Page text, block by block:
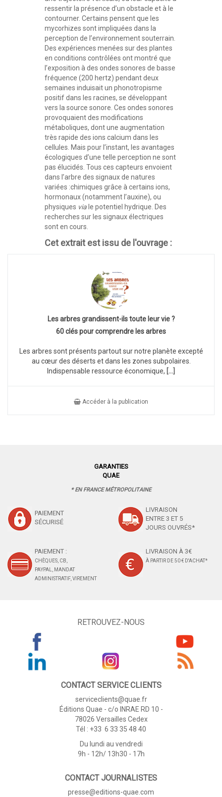
ressentir la présence d’un obstacle et à le
contourner. Certains pensent que les
mycorhizes sont impliquées dans la
perception de l’environnement souterrain.
Des expériences menées sur des plantes
en conditions contrôlées ont montré que
l’exposition à des ondes sonores de basse
fréquence (200 hertz) pendant deux
semaines induisait un phonotropisme
positif dans les racines, se développant
vers la source sonore. Ces ondes sonores
provoquaient des modifications
métaboliques, dont une augmentation
très rapide des ions calcium dans les
cellules. Mais pour l’instant, les avantages
écologiques d’une telle perception ne sont
pas élucidés. Tous ces capteurs envoient
dans l’arbre des signaux de natures
variées :chimiques grâce à certains ions,
hormonaux (notamment l’auxine), ou
physiques viale potentiel hydrique. Des
recherches sur les signaux électriques
sont en cours.
Cet extrait est issu de l'ouvrage :
Les arbres grandissent-ils toute leur vie ?
60 clés pour comprendre les arbres
Les arbres sont présents partout sur notre planète excepté
au cœur des déserts et dans les zones subpolaires.
Indispensable ressource économique, [...]
Accéder à la publication
GARANTIES
QUAE
* EN FRANCE MÉTROPOLITAINE
PAIEMENT
SÉCURISÉ
LIVRAISON
ENTRE 3 ET 5
JOURS OUVRÉS*
PAIEMENT :
CHÈQUES, CB,
PAYPAL, MANDAT
ADMINISTRATIF, VIREMENT
LIVRAISON À 3€
À PARTIR DE 50 € D'ACHAT*
RETROUVEZ-NOUS
CONTACT SERVICE CLIENTS
serviceclients@quae.fr
Éditions Quae - c/o INRAE RD 10 -
78026 Versailles Cedex
Tél : +33 6 33 35 48 40
Du lundi au vendredi
9h - 12h/ 13h30 - 17h
CONTACT JOURNALISTES
presse@editions-quae.com